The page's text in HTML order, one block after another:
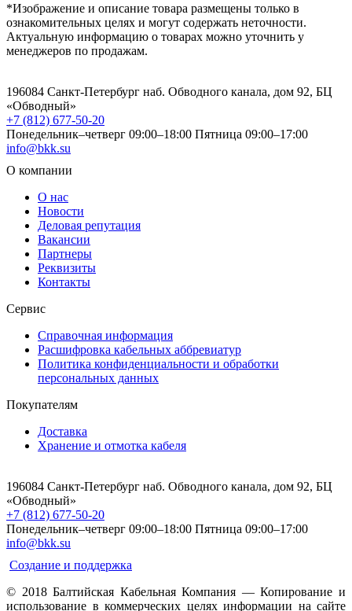
*Изображение и описание товара размещены только в
ознакомительных целях и могут содержать неточности.
Актуальную информацию о товарах можно уточнить у
менеджеров по продажам.
196084 Санкт-Петербург наб. Обводного канала, дом 92, БЦ
«Обводный»
+7 (812) 677-50-20
Понедельник–четверг 09:00–18:00 Пятница 09:00–17:00
info@bkk.su
О компании
О нас
Новости
Деловая репутация
Вакансии
Партнеры
Реквизиты
Контакты
Сервис
Справочная информация
Расшифровка кабельных аббревиатур
Политика конфиденциальности и обработки
персональных данных
Покупателям
Доставка
Хранение и отмотка кабеля
196084 Санкт-Петербург наб. Обводного канала, дом 92, БЦ
«Обводный»
+7 (812) 677-50-20
Понедельник–четверг 09:00–18:00 Пятница 09:00–17:00
info@bkk.su
Создание и поддержка
© 2018 Балтийская Кабельная Компания — Копирование и
использование в коммерческих целях информации на сайте